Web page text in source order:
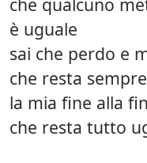
è uguale
sai che perdo e
che resta
la mia fine alla
che resta tutto